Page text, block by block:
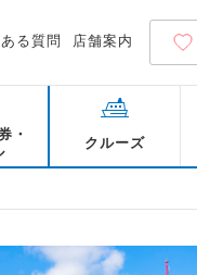
る質問 店舗案内
・
クルーズ